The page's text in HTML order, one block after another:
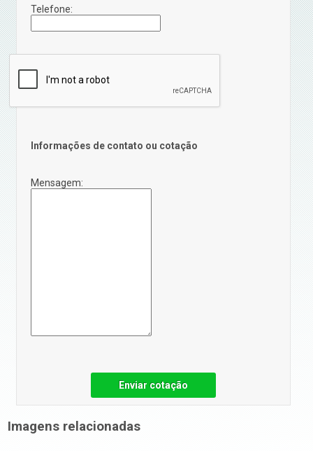
Telefone:
Informações de contato ou cotação
Mensagem:
Enviar cotação
Imagens relacionadas